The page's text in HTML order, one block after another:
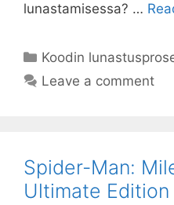
lunastamisessa? …
Categories
Koodin
Leave a comment
Spider-Man:
Ultimate